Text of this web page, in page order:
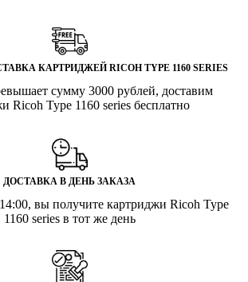
КАРТРИДЖЕЙ RICOH TYPE 1160 SERIES
сумму 3000 рублей, доставим
Ricoh Type 1160 series бесплатно
ДОСТАВКА В ДЕНЬ ЗАКАЗА
вы получите картриджи Ricoh Type
1160 series в тот же день